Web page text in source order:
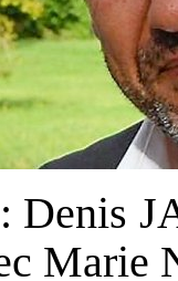
Denis
Marie